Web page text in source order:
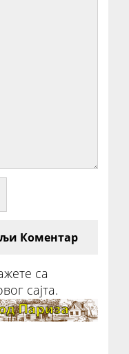
Коментар
са
сајта.